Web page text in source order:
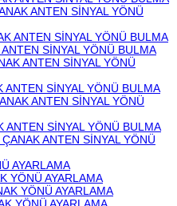
ANTEN SİNYAL YÖNÜ
ANTEN SİNYAL YÖNÜ BULMA
SİNYAL YÖNÜ BULMA
ANTEN SİNYAL YÖNÜ
ANTEN SİNYAL YÖNÜ BULMA
ANTEN SİNYAL YÖNÜ
ANTEN SİNYAL YÖNÜ BULMA
ANTEN SİNYAL YÖNÜ
AYARLAMA
YÖNÜ AYARLAMA
YÖNÜ AYARLAMA